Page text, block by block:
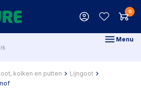
0
Menu
kolken en putten
Lijngoot